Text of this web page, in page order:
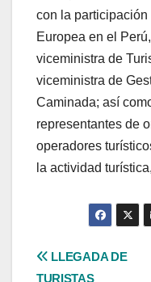
con la
Europea en el
viceministra de
viceministra de
Caminada; así
representantes de
operadores
la actividad
LLEGADA DE
TURISTAS